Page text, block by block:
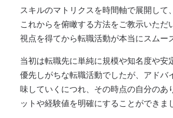
スキルのマトリクスを時間軸で展開して
これからを俯瞰する方法をご教示いただ
視点を得てから転職活動が本当にスムー
当初は転職先に単純に規模や知名度や安
優先しがちな転職活動でしたが、アドバ
味していくにつれ、その時点の自分のあ
ットや経験値を明確にすることができま